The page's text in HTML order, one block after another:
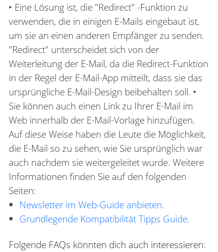
‣ Eine Lösung ist, die "Redirect" -Funktion zu
verwenden, die in einigen E-Mails eingebaut ist,
um sie an einen anderen Empfänger zu senden.
"Redirect" unterscheidet sich von der
Weiterleitung der E-Mail, da die Redirect-Funktion
in der Regel der E-Mail-App mitteilt, dass sie das
ursprüngliche E-Mail-Design beibehalten soll. ‣
Sie können auch einen Link zu Ihrer E-Mail im
Web innerhalb der E-Mail-Vorlage hinzufügen.
Auf diese Weise haben die Leute die Möglichkeit,
die E-Mail so zu sehen, wie Sie ursprünglich war
auch nachdem sie weitergeleitet wurde. Weitere
Informationen finden Sie auf den folgenden
Seiten:
Newsletter im Web-Guide anbieten.
Grundlegende Kompatibilität Tipps Guide.
Folgende FAQs könnten dich auch interessieren: